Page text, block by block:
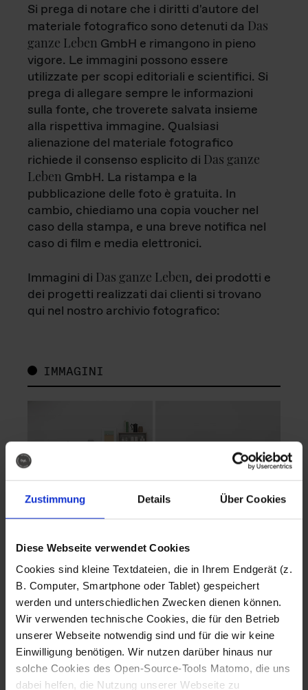
Zustimmung Details Über Cookies
Diese Webseite verwendet Cookies
Cookies sind kleine Textdateien, die in Ihrem Endgerät (z.
B. Computer, Smartphone oder Tablet) gespeichert
werden und unterschiedlichen Zwecken dienen können.
Wir verwenden technische Cookies, die für den Betrieb
unserer Webseite notwendig sind und für die wir keine
Einwilligung benötigen. Wir nutzen darüber hinaus nur
solche Cookies des Open-Source-Tools Matomo, die uns
dabei helfen, die Nutzung unserer Webseite zu
Si prega di notare che i diritti d'autore del
materiale fotografico sono detenuti da Das
ganze Leben GmbH e rimangono in pieno
vigore. Le immagini possono essere
utilizzate per scopi editoriali e scientifici. Si
prega di allegare sempre le informazioni
sulla fonte, che troverete salvata insieme
alla rispettiva immagine. Qualsiasi
alienazione del materiale fotografico
richiede il consenso esplicito di Das ganze
Leben GmbH. La ristampa e la
pubblicazione delle foto è gratuita. In
cambio, chiediamo una copia voucher nel
caso della stampa, e una breve notifica nel
caso di film e media elettronici.
Immagini di Das ganze Leben, dei prodotti e
dei progetti realizzati dai clienti si trovano
qui nel nostro archivio fotografico:
IMMAGINI
Fotografo: Lorenz
Sternbach
Download
Fotografo: Lorenz
Sternbach
Download